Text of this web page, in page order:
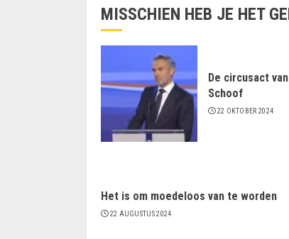
MISSCHIEN HEB JE HET
De circusact
Schoof
22 OKTOBER 2024
Het is om moedeloos van te worden
22 AUGUSTUS 2024